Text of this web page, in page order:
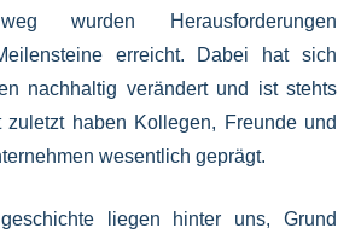
wurden Herausforderungen
erreicht. Dabei hat sich
nachhaltig verändert und ist stehts
zuletzt haben Kollegen, Freunde und
wesentlich geprägt.
liegen hinter uns, Grund